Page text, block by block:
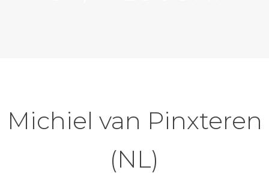
Michiel van Pinxteren
(NL)